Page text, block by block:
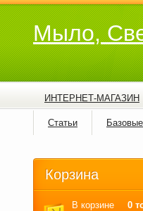
Мыло,
ИНТЕРНЕТ-МАГАЗИН
Статьи
Корзина
В корзине
0